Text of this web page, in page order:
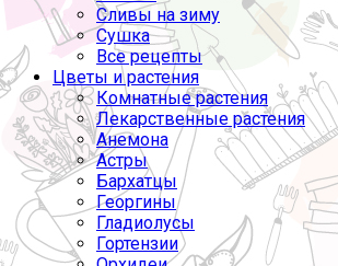
Сливы на зиму
Сушка
Все рецепты
Цветы и растения
Комнатные растения
Лекарственные растения
Анемона
Астры
Бархатцы
Георгины
Гладиолусы
Гортензии